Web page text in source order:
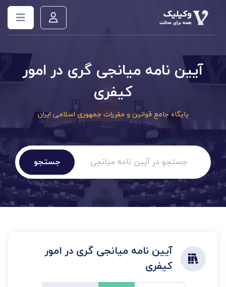
آیین نامه میانجی گری در امور
کیفری
پایگاه جامع قوانین و مقررات جمهوری اسلامی ایران
جستجو
آیین نامه میانجی گری در امور
کیفری